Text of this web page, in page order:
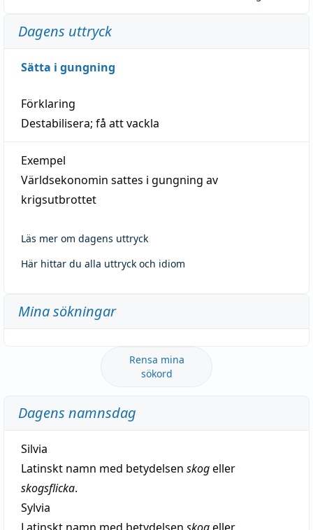
Dagens uttryck
Sätta i gungning
Förklaring
Destabilisera; få att vackla
Exempel
Världsekonomin sattes i gungning av
krigsutbrottet
Läs mer om dagens uttryck
Här hittar du alla uttryck och idiom
Mina sökningar
Rensa mina
sökord
Dagens namnsdag
Silvia
Latinskt namn med betydelsen skogeller
skogsflicka.
Sylvia